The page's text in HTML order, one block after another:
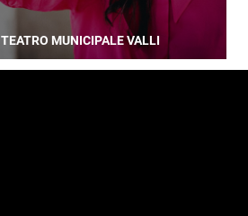
TEATRO MUNICIPALE VALLI